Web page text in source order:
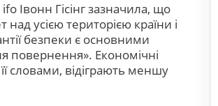
ifo Івонн Гісінг зазначила, що
над усією територією країни і
безпеки є основними
повернення». Економічні
словами, відіграють меншу